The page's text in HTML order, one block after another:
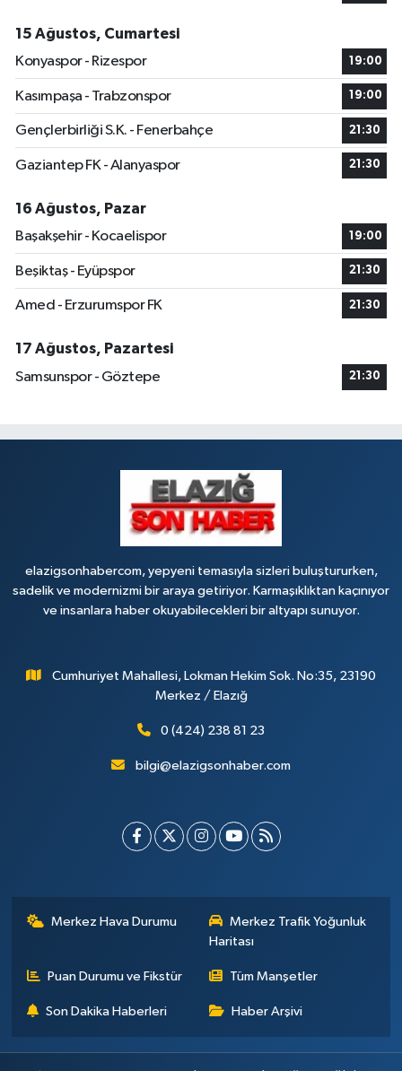
15 Ağustos, Cumartesi
Konyaspor - Rizespor
19:00
Kasımpaşa - Trabzonspor 19:00
Gençlerbirliği S.K. - Fenerbahçe 21:30
Gaziantep FK - Alanyaspor 21:30
16 Ağustos, Pazar
Başakşehir - Kocaelispor
19:00
Beşiktaş - Eyüpspor 21:30
Amed - Erzurumspor FK 21:30
17 Ağustos, Pazartesi
Samsunspor - Göztepe
21:30
elazigsonhabercom, yepyeni temasıyla sizleri buluştururken,
sadelik ve modernizmi bir araya getiriyor. Karmaşıklıktan kaçınıyor
ve insanlara haber okuyabilecekleri bir altyapı sunuyor.
Cumhuriyet Mahallesi, Lokman Hekim Sok. No:35, 23190
Merkez / Elazığ
0 (424) 238 81 23
bilgi@elazigsonhaber.com
Merkez Hava Durumu
Merkez Trafik Yoğunluk
Haritası
Puan Durumu ve Fikstür Tüm Manşetler
Son Dakika Haberleri Haber Arşivi